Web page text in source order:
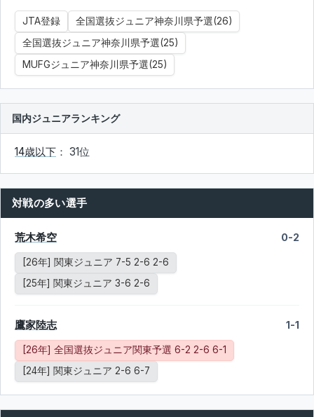
JTA登録
全国選抜ジュニア神奈川県予選(26)
全国選抜ジュニア神奈川県予選(25)
MUFGジュニア神奈川県予選(25)
国内ジュニアランキング
14歳以下 ： 31位
対戦の多い選手
荒木希空 0-2
[26年] 関東ジュニア 7-5 2-6 2-6
[25年] 関東ジュニア 3-6 2-6
鷹家陸志 1-1
[26年] 全国選抜ジュニア関東予選 6-2 2-6 6-1
[24年] 関東ジュニア 2-6 6-7